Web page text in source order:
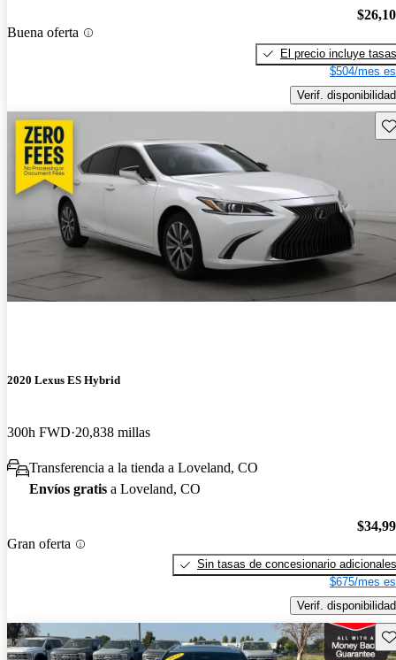
Buena oferta
El precio incluye tasas
$504/mes
Verif. disponibilidad
2020 Lexus ES Hybrid
300h FWD 20,838 millas
Transferencia a la tienda a Loveland, CO
Envíos gratis a Loveland, CO
Gran oferta
Sin tasas de concesionario adicionales
$675/mes
Verif. disponibilidad